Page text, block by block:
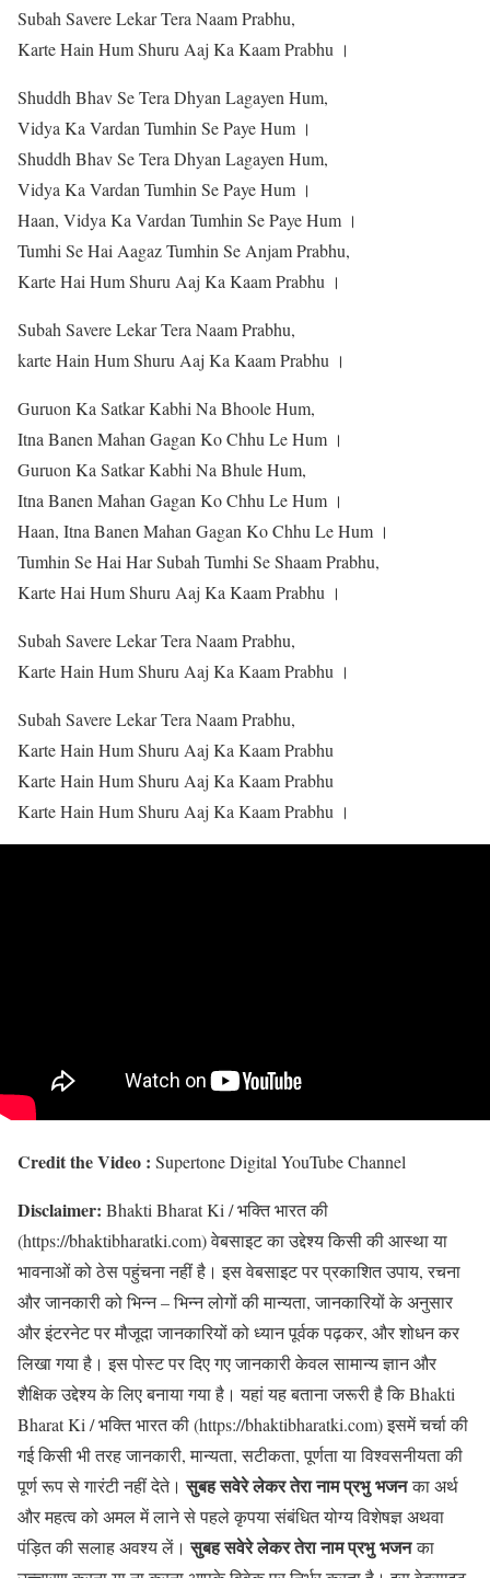
Subah Savere Lekar Tera Naam Prabhu,
Karte Hain Hum Shuru Aaj Ka Kaam Prabhu ।
Shuddh Bhav Se Tera Dhyan Lagayen Hum,
Vidya Ka Vardan Tumhin Se Paye Hum ।
Shuddh Bhav Se Tera Dhyan Lagayen Hum,
Vidya Ka Vardan Tumhin Se Paye Hum ।
Haan, Vidya Ka Vardan Tumhin Se Paye Hum ।
Tumhi Se Hai Aagaz Tumhin Se Anjam Prabhu,
Karte Hai Hum Shuru Aaj Ka Kaam Prabhu ।
Subah Savere Lekar Tera Naam Prabhu,
karte Hain Hum Shuru Aaj Ka Kaam Prabhu ।
Guruon Ka Satkar Kabhi Na Bhoole Hum,
Itna Banen Mahan Gagan Ko Chhu Le Hum ।
Guruon Ka Satkar Kabhi Na Bhule Hum,
Itna Banen Mahan Gagan Ko Chhu Le Hum ।
Haan, Itna Banen Mahan Gagan Ko Chhu Le Hum ।
Tumhin Se Hai Har Subah Tumhi Se Shaam Prabhu,
Karte Hai Hum Shuru Aaj Ka Kaam Prabhu ।
Subah Savere Lekar Tera Naam Prabhu,
Karte Hain Hum Shuru Aaj Ka Kaam Prabhu ।
Subah Savere Lekar Tera Naam Prabhu,
Karte Hain Hum Shuru Aaj Ka Kaam Prabhu
Karte Hain Hum Shuru Aaj Ka Kaam Prabhu
Karte Hain Hum Shuru Aaj Ka Kaam Prabhu ।
Credit the Video : Supertone Digital YouTube Channel
Disclaimer: Bhakti Bharat Ki / भक्ति भारत की
(https://bhaktibharatki.com) वेबसाइट का उद्देश्य किसी की आस्था या
भावनाओं को ठेस पहुंचना नहीं है। इस वेबसाइट पर प्रकाशित उपाय, रचना
और जानकारी को भिन्न – भिन्न लोगों की मान्यता, जानकारियों के अनुसार
और इंटरनेट पर मौजूदा जानकारियों को ध्यान पूर्वक पढ़कर, और शोधन कर
लिखा गया है। इस पोस्ट पर दिए गए जानकारी केवल सामान्य ज्ञान और
शैक्षिक उद्देश्य के लिए बनाया गया है। यहां यह बताना जरूरी है कि Bhakti
Bharat Ki / भक्ति भारत की (https://bhaktibharatki.com) इसमें चर्चा की
गई किसी भी तरह जानकारी, मान्यता, सटीकता, पूर्णता या विश्वसनीयता की
पूर्ण रूप से गारंटी नहीं देते।सुबह सवेरे लेकर तेरा नाम प्रभु भजन का अर्थ
और महत्व को अमल में लाने से पहले कृपया संबंधित योग्य विशेषज्ञ अथवा
पंड़ित की सलाह अवश्य लें।सुबह सवेरे लेकर तेरा नाम प्रभु भजन का